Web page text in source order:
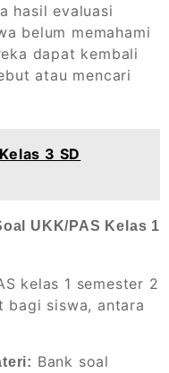
hasil evaluasi
belum memahami
dapat kembali
atau mencari
3 SD
UKK/PAS Kelas 1
kelas 1 semester 2
bagi siswa, antara
Bank soal